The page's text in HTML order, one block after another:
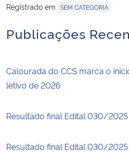
Ministério da Mulher, da Família e dos
Registrado em SEM CATEGORIA
Publicações
Calourada do CCS marca o
letivo de 2026
Resultado final Edital 030/2025
Resultado final Edital 030/2025